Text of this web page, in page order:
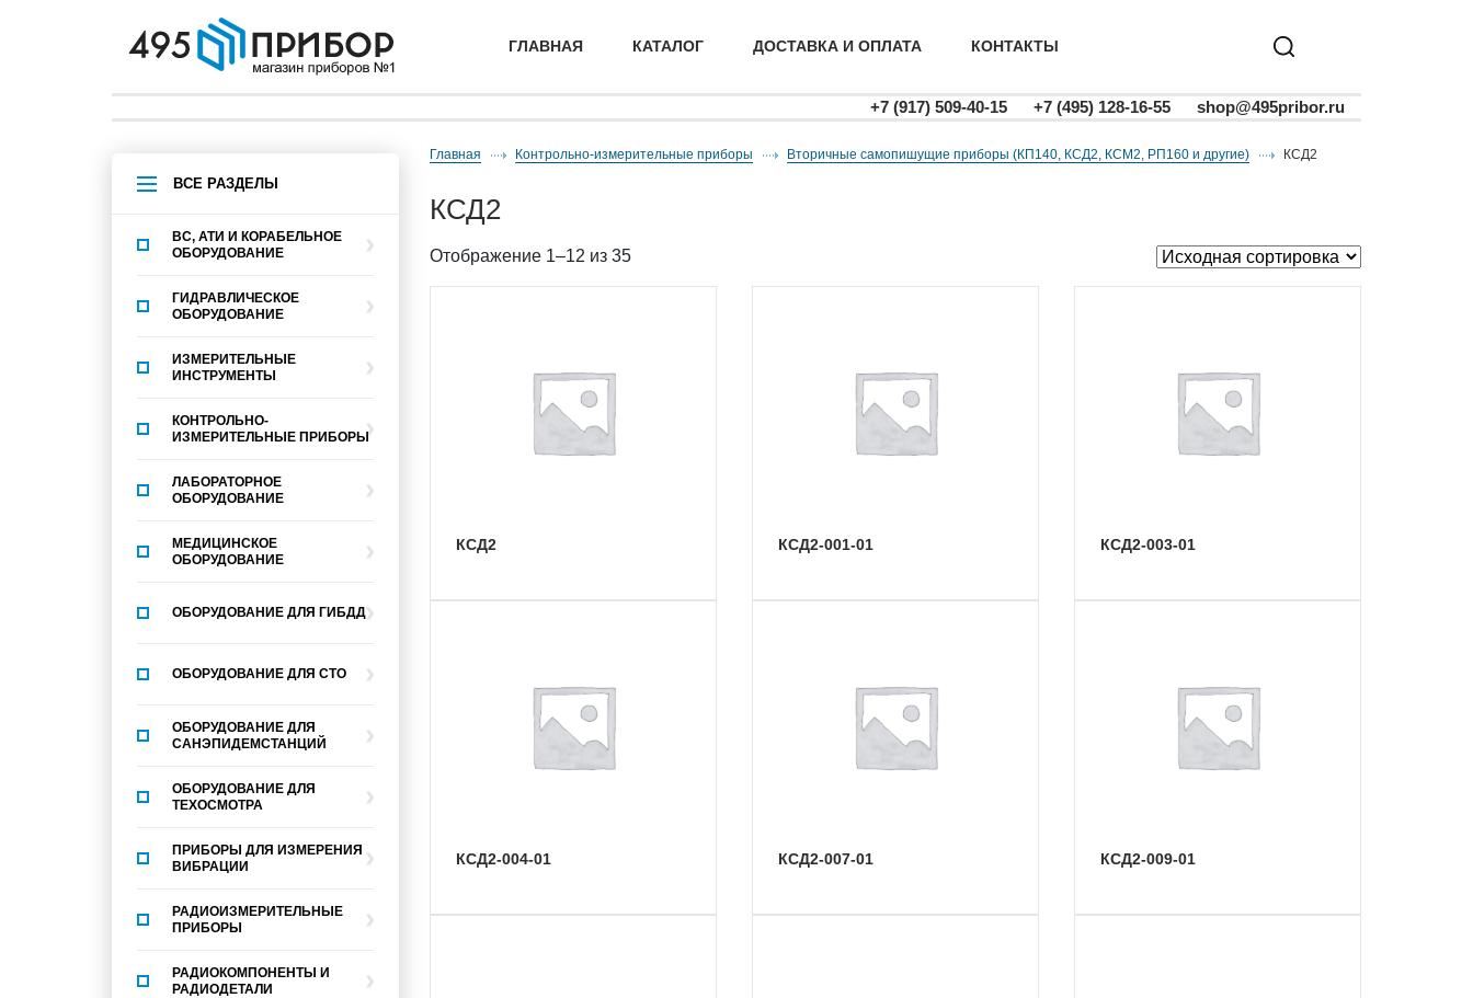
ГЛАВНАЯ КАТАЛОГ ДОСТАВКА И ОПЛАТА КОНТАКТЫ
+7 (917) 509-40-15 +7 (495) 128-16-55 shop@495pribor.ru
ВСЕ РАЗДЕЛЫ
ВС, АТИ И КОРАБЕЛЬНОЕ
ОБОРУДОВАНИЕ
ГИДРАВЛИЧЕСКОЕ
ОБОРУДОВАНИЕ
ИЗМЕРИТЕЛЬНЫЕ
ИНСТРУМЕНТЫ
КОНТРОЛЬНО-
ИЗМЕРИТЕЛЬНЫЕ ПРИБОРЫ
ЛАБОРАТОРНОЕ
ОБОРУДОВАНИЕ
МЕДИЦИНСКОЕ
ОБОРУДОВАНИЕ
ОБОРУДОВАНИЕ ДЛЯ ГИБДД
ОБОРУДОВАНИЕ ДЛЯ СТО
ОБОРУДОВАНИЕ ДЛЯ
САНЭПИДЕМСТАНЦИЙ
ОБОРУДОВАНИЕ ДЛЯ
ТЕХОСМОТРА
ПРИБОРЫ ДЛЯ ИЗМЕРЕНИЯ
ВИБРАЦИИ
РАДИОИЗМЕРИТЕЛЬНЫЕ
ПРИБОРЫ
РАДИОКОМПОНЕНТЫ И
РАДИОДЕТАЛИ
Главная Контрольно-измерительные приборы вторичные самопишущие приборы (КП140, КСД2, КСМ2, РП160 и другие) КСД2
КСД2
Отображение 1–12 из 35
КСД2 КСД2-001-01 КСД2-003-01
КСД2-004-01 КСД2-007-01 КСД2-009-01